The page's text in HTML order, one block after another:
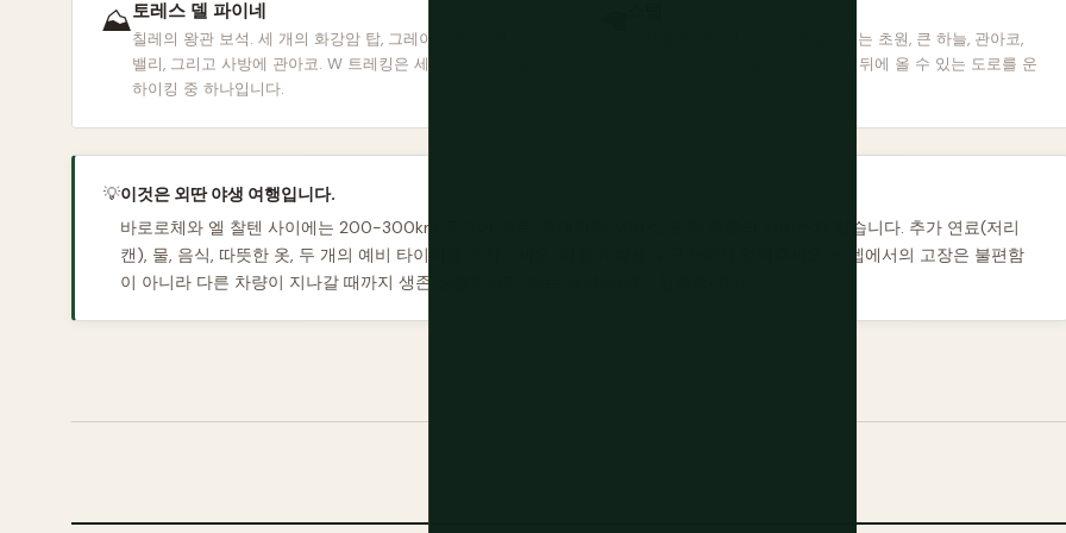
⛰토레스 델 파이네
칠레의 왕관 보석. 세 개의 화강암 탑, 그레이 빙하, 프렌치
밸리, 그리고 사방에 관아코. W 트레킹은 세계 최고의 다일
하이킹 중 하나입니다.
수백 킬로미터의 바람이 휘몰아치는 초원, 큰 하늘, 관아코,
콘도르, 그리고 다음 차가 한 시간 뒤에 올 수 있는 도로를 운
💡이것은 외딴 야생 여행입니다.
바로로체와 엘 찰텐 사이에는 200-300km 구간에 연료, 휴대전화 서비스, 모든 종류의 서비스가 없습니다. 추가 연료(저리
캔), 물, 음식, 따뜻한 옷, 두 개의 예비 타이어를 가져가세요. 여정 계획을 누군가에게 알려주세요. 스텝에서의 고장은 불편함
이 아니라 다른 차량이 지나갈 때까지 생존 상황입니다. 이는 극적입니다. 정확합니다.